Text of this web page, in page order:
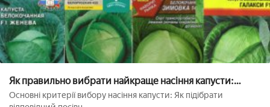
Як правильно вибрати найкраще насіння капусти:
вивчаємо критерії та особливості
Основні критерії вибору насіння капусти: Як підібрати